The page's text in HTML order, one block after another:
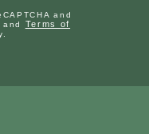
and
and Terms of